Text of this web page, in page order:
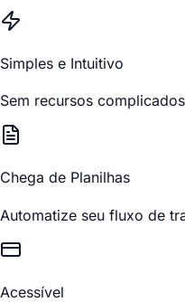
Simples e Intuitivo
Sem recursos
Chega de Planilhas
Automatize seu fluxo de
Acessível